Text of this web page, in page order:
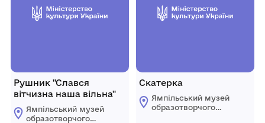
Рушник "Слався
вітчизна наша вільна"
Ямпільський музей
образотворчого
Скатерка
Ямпільський музей
образотворчого